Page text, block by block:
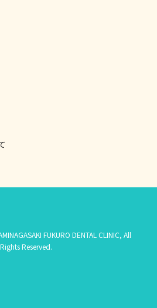
FUKURO DENTAL CLINIC, All
Rights Reserved.